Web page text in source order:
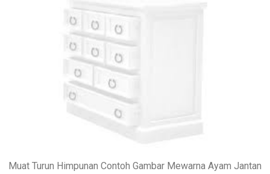
Muat Turun Himpunan Contoh Gambar Mewarna Ayam Jantan